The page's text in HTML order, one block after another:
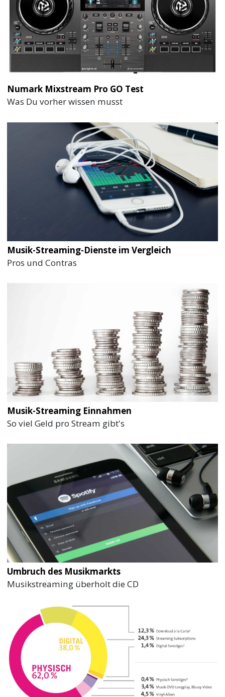
Numark Mixstream Pro GO Test
Was Du vorher wissen musst
Musik-Streaming-Dienste im Vergleich
Pros und Contras
Musik-Streaming Einnahmen
So viel Geld pro Stream gibt's
Umbruch des Musikmarkts
Musikstreaming überholt die CD